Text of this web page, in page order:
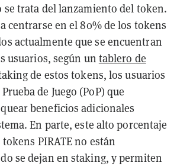
trata del lanzamiento del token.
centrarse en el 80% de los tokens
actualmente que se encuentran
usuarios, según un tablero de
de estos tokens, los usuarios
de Juego (PoP) que
beneficios adicionales
En parte, este alto porcentaje
PIRATE no están
se dejan en staking, y permiten